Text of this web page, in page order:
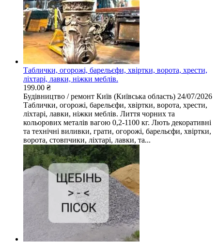
Таблички, огорожі, барельєфи, хвіртки, ворота, хрести,
ліхтарі, лавки, ніжки меблів.
199.00 ₴
Будівництво / ремонт Київ (Київська область) 24/07/2026
Таблички, огорожі, барельєфи, хвіртки, ворота, хрести,
ліхтарі, лавки, ніжки меблів. Лиття чорних та
кольорових металів вагою 0,2-1100 кг. Лють декоративні
та технічні виливки, грати, огорожі, барельєфи, хвіртки,
ворота, стовпчики, ліхтарі, лавки, та...